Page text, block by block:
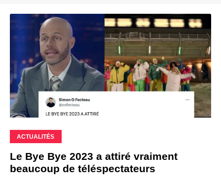
ACTUALITÉS
Le Bye Bye 2023 a attiré vraiment
beaucoup de téléspectateurs